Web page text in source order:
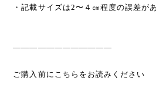
・記載サイズは2〜４㎝程度の誤差が
————————————
ご購入前にこちらをお読みください